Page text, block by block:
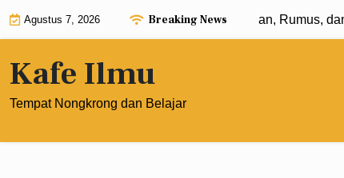
Agustus 7, 2026 Breaking News
Eksponen dengan Pangkat 0: Pengertian, Rumus, dan
Kafe Ilmu
Tempat Nongkrong dan Belajar